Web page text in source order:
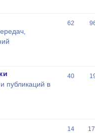
62
публикаций в
40
14